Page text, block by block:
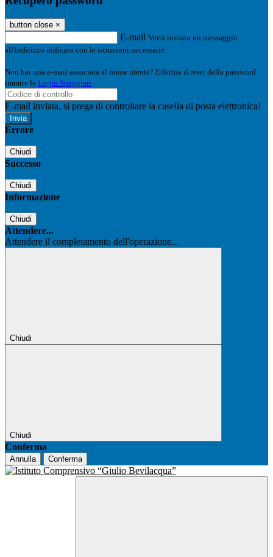
button close ×
E-mail Verrà inviato un messaggio
all'indirizzo indicato con le istruzioni necessarie.
Non hai una e-mail associata al nome utente? Effettua il reset della password
tramite la Login Spaggiari
E-mail inviata, si prega di controllare la casella di posta elettronica!
Errore
Chiudi
Successo
Chiudi
Informazione
Chiudi
Attendere...
Attendere il completamento dell'operazione...
Chiudi
Chiudi
Conferma
Annulla Conferma